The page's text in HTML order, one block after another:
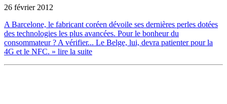
26 février 2012
A Barcelone, le fabricant coréen dévoile ses dernières perles dotées
des technologies les plus avancées. Pour le bonheur du
consommateur ? A vérifier... Le Belge, lui, devra patienter pour la
4G et le NFC. » lire la suite